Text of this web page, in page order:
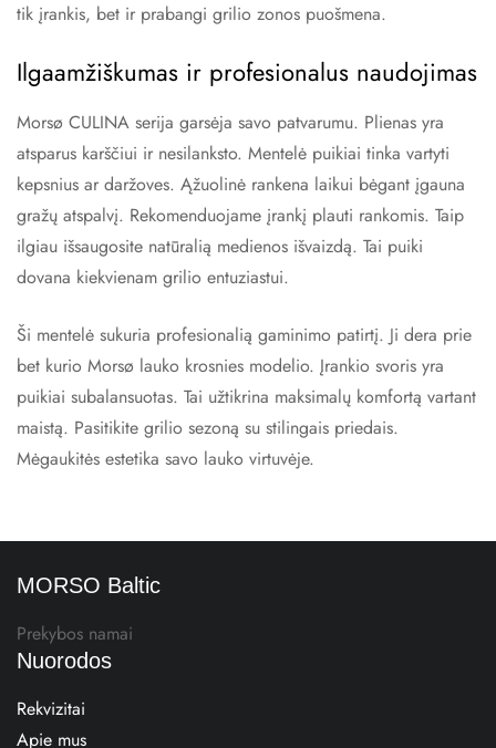
tik įrankis, bet ir prabangi grilio zonos puošmena.
Ilgaamžiškumas ir profesionalus naudojimas
Morsø CULINA serija garsėja savo patvarumu. Plienas yra
atsparus karščiui ir nesilanksto. Mentelė puikiai tinka vartyti
kepsnius ar daržoves. Ąžuolinė rankena laikui bėgant įgauna
gražų atspalvį. Rekomenduojame įrankį plauti rankomis. Taip
ilgiau išsaugosite natūralią medienos išvaizdą. Tai puiki
dovana kiekvienam grilio entuziastui.
Ši mentelė sukuria profesionalią gaminimo patirtį. Ji dera prie
bet kurio Morsø lauko krosnies modelio. Įrankio svoris yra
puikiai subalansuotas. Tai užtikrina maksimalų komfortą vartant
maistą. Pasitikite grilio sezoną su stilingais priedais.
Mėgaukitės estetika savo lauko virtuvėje.
MORSO Baltic
Prekybos namai
Nuorodos
Rekvizitai
Apie mus